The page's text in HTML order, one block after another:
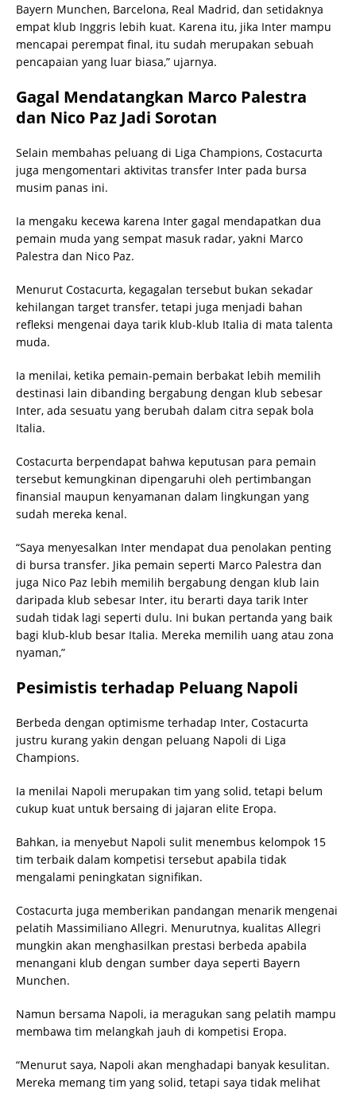
Bayern Munchen, Barcelona, Real Madrid, dan setidaknya
empat klub Inggris lebih kuat. Karena itu, jika Inter mampu
mencapai perempat final, itu sudah merupakan sebuah
pencapaian yang luar biasa,” ujarnya.
Gagal Mendatangkan Marco Palestra
dan Nico Paz Jadi Sorotan
Selain membahas peluang di Liga Champions, Costacurta
juga mengomentari aktivitas transfer Inter pada bursa
musim panas ini.
Ia mengaku kecewa karena Inter gagal mendapatkan dua
pemain muda yang sempat masuk radar, yakni Marco
Palestra dan Nico Paz.
Menurut Costacurta, kegagalan tersebut bukan sekadar
kehilangan target transfer, tetapi juga menjadi bahan
refleksi mengenai daya tarik klub-klub Italia di mata talenta
muda.
Ia menilai, ketika pemain-pemain berbakat lebih memilih
destinasi lain dibanding bergabung dengan klub sebesar
Inter, ada sesuatu yang berubah dalam citra sepak bola
Italia.
Costacurta berpendapat bahwa keputusan para pemain
tersebut kemungkinan dipengaruhi oleh pertimbangan
finansial maupun kenyamanan dalam lingkungan yang
sudah mereka kenal.
“Saya menyesalkan Inter mendapat dua penolakan penting
di bursa transfer. Jika pemain seperti Marco Palestra dan
juga Nico Paz lebih memilih bergabung dengan klub lain
daripada klub sebesar Inter, itu berarti daya tarik Inter
sudah tidak lagi seperti dulu. Ini bukan pertanda yang baik
bagi klub-klub besar Italia. Mereka memilih uang atau zona
nyaman,”
Pesimistis terhadap Peluang Napoli
Berbeda dengan optimisme terhadap Inter, Costacurta
justru kurang yakin dengan peluang Napoli di Liga
Champions.
Ia menilai Napoli merupakan tim yang solid, tetapi belum
cukup kuat untuk bersaing di jajaran elite Eropa.
Bahkan, ia menyebut Napoli sulit menembus kelompok 15
tim terbaik dalam kompetisi tersebut apabila tidak
mengalami peningkatan signifikan.
Costacurta juga memberikan pandangan menarik mengenai
pelatih Massimiliano Allegri. Menurutnya, kualitas Allegri
mungkin akan menghasilkan prestasi berbeda apabila
menangani klub dengan sumber daya seperti Bayern
Munchen.
Namun bersama Napoli, ia meragukan sang pelatih mampu
membawa tim melangkah jauh di kompetisi Eropa.
“Menurut saya, Napoli akan menghadapi banyak kesulitan.
Mereka memang tim yang solid, tetapi saya tidak melihat